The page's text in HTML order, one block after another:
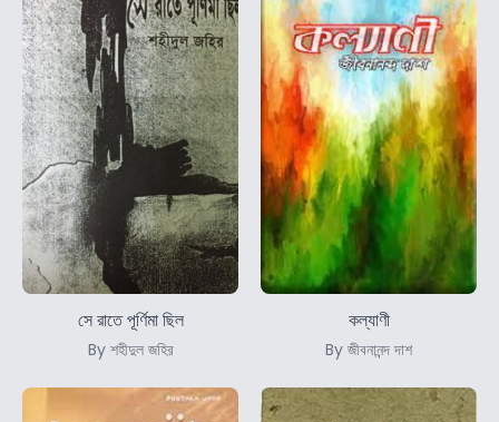
সে রাতে পূর্ণিমা ছিল
By শহীদুল জহির
কল্যাণী
By জীবনানন্দ দাশ